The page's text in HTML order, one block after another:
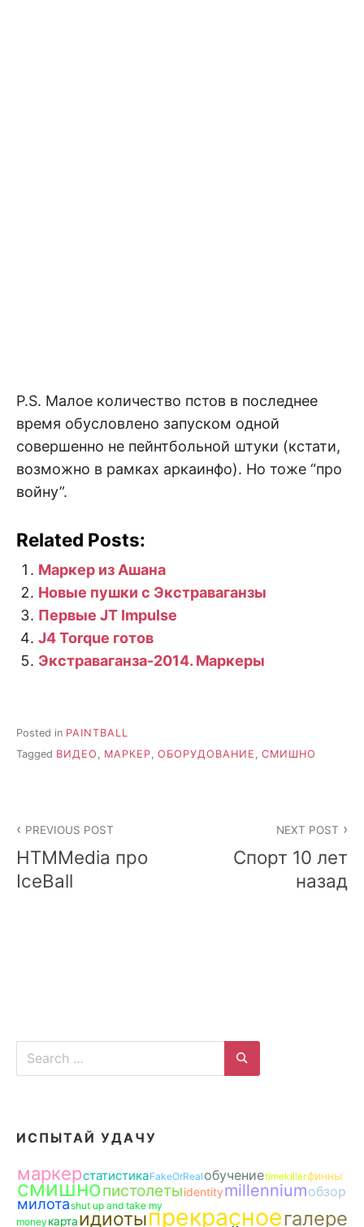
P.S. Малое количество пстов в последнее
время обусловлено запуском одной
совершенно не пейнтбольной штуки (кстати,
возможно в рамках аркаинфо). Но тоже “про
войну”.
Related Posts:
Маркер из Ашана
Новые пушки с Экстраваганзы
Первые JT Impulse
J4 Torque готов
Экстраваганза-2014. Маркеры
Posted in PAINTBALL
Tagged ВИДЕО , МАРКЕР, ОБОРУДОВАНИЕ , СМИШНО
navigation
PREVIOUS POST
HTMMedia про
IceBall
NEXT POST
Спорт 10 лет
назад
Search
Search
ИСПЫТАЙ УДАЧУ
маркерстатистикаFakeOrReal обучениеtimekillerфинны
смишнопистолетыidentitymillenniumобзор
милотаshut up and take my
money картаидиотыпрекрасноегалере